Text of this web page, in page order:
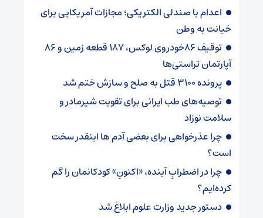
اعدام با صندلی الکتریکی؛ مجازات آمریکایی برای
خیانت به وطن
توقیف 86خودروی لوکس، 187 قطعه زمین و 86
آپارتمان تراستی‌ها
پرونده 3100 قتل به صلح و سازش ختم شد
توصیه‌های طب ایرانی برای تقویت شیرمادر و
سلامت نوزاد
چرا عذرخواهی برای بعضی آدم ها اینقدر سخت
است؟
چرا در اضطرابِ آینده، «اکنونِ» کودکانمان را گم
کرده‌ایم؟
دستور جدید وزارت علوم ابلاغ شد